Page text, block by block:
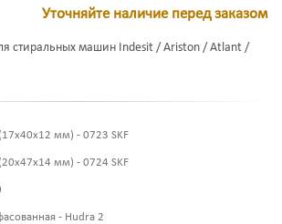
Уточняйте наличие перед заказом
стиральных машин Indesit / Ariston / Atlant /
мм) - 0723 SKF
мм) - 0724 SKF
- Hudra 2